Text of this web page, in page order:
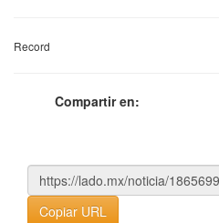
Record
Compartir en:
Copiar URL